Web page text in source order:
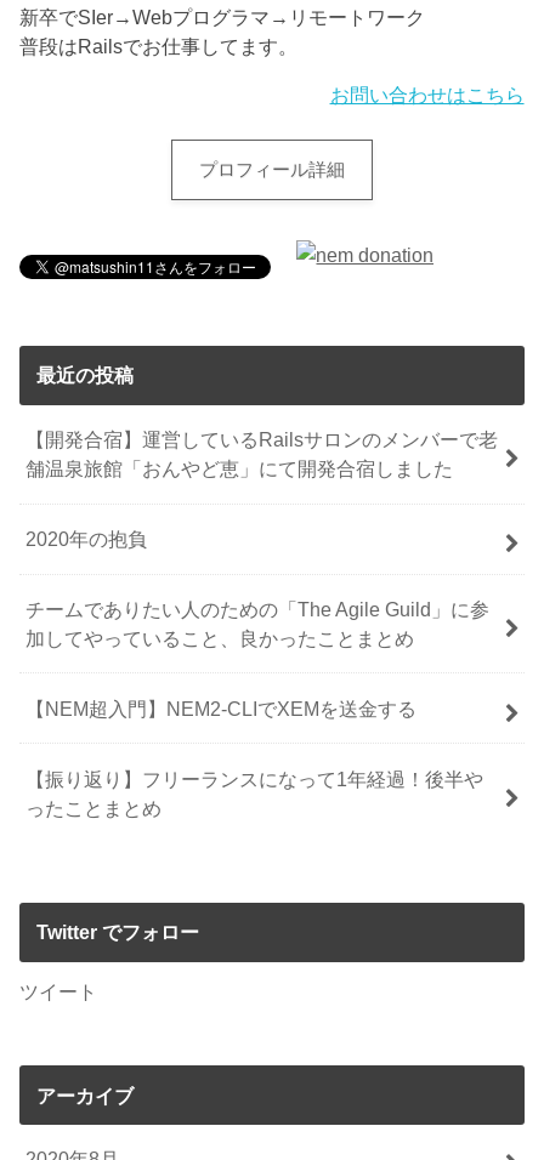
新卒でSIer→Webプログラマ→リモートワーク
普段はRailsでお仕事してます。
お問い合わせはこちら
プロフィール詳細
最近の投稿
【開発合宿】運営しているRailsサロンのメンバーで老
舗温泉旅館「おんやど恵」にて開発合宿しました
2020年の抱負
チームでありたい人のための「The Agile Guild」に参
加してやっていること、良かったことまとめ
【NEM超入門】NEM2-CLIでXEMを送金する
【振り返り】フリーランスになって1年経過！後半や
ったことまとめ
Twitter でフォロー
ツイート
アーカイブ